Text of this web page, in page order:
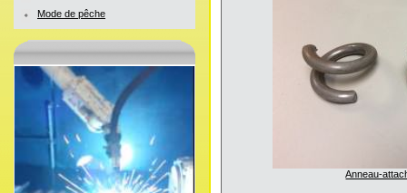
Mode de pêche
Anneau-